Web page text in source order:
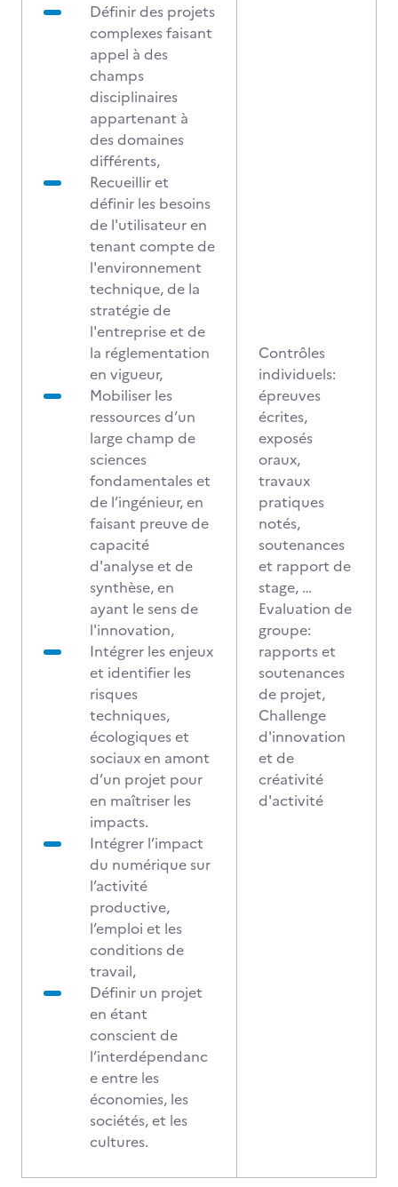
Définir des projets
complexes faisant
appel à des
champs
disciplinaires
appartenant à
des domaines
différents,
Recueillir et
définir les besoins
de l'utilisateur en
tenant compte de
l'environnement
technique, de la
stratégie de
l'entreprise et de
la réglementation
en vigueur,
Mobiliser les
ressources d’un
large champ de
sciences
fondamentales et
de l’ingénieur, en
faisant preuve de
capacité
d'analyse et de
synthèse, en
ayant le sens de
l'innovation,
Intégrer les enjeux
et identifier les
risques
techniques,
écologiques et
sociaux en amont
d’un projet pour
en maîtriser les
impacts.
Intégrer l’impact
du numérique sur
l’activité
productive,
l’emploi et les
conditions de
travail,
Définir un projet
en étant
conscient de
l’interdépendanc
e entre les
économies, les
sociétés, et les
cultures.
Contrôles
individuels:
épreuves
écrites,
exposés
oraux,
travaux
pratiques
notés,
soutenances
et rapport de
stage, …
Evaluation de
groupe:
rapports et
soutenances
de projet,
Challenge
d'innovation
et de
créativité
d'activité